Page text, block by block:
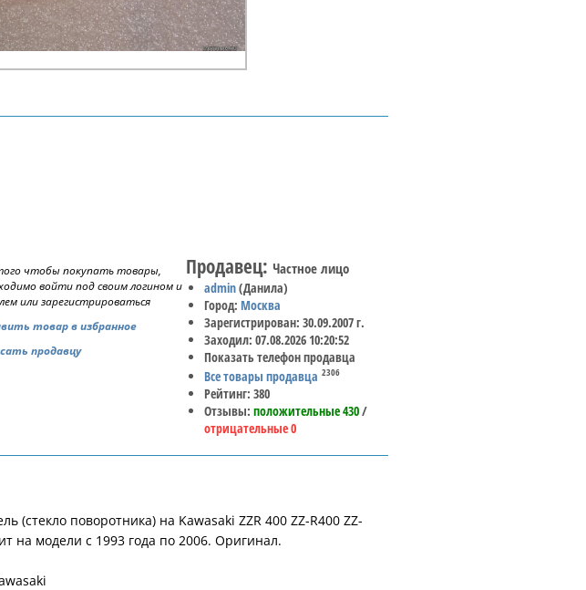
чтобы покупать товары,
войти под своим логином и
или зарегистрироваться
товар в избранное
продавцу
Продавец: Частное лицо
admin(Данила)
Город: Москва
Зарегистрирован: 30.09.2007 г.
Заходил: 07.08.2026 10:20:52
Показать телефон продавца
Все товары продавца 2306
Рейтинг: 380
Отзывы:положительные 430/
отрицательные 0
(стекло поворотника) на Kawasaki ZZR 400 ZZ-R400 ZZ-
на модели с 1993 года по 2006. Оригинал.